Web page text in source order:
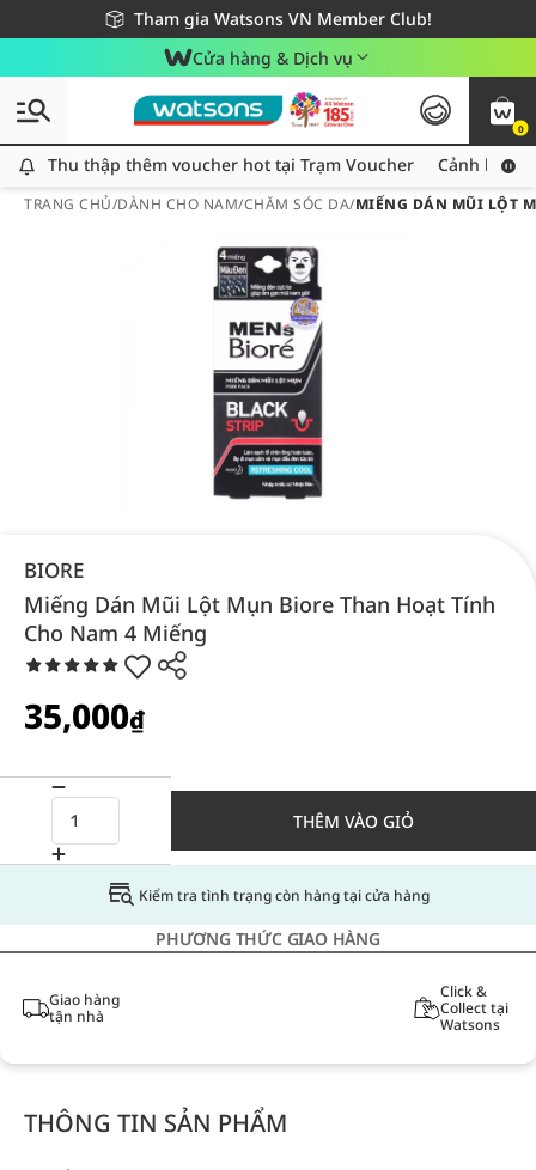
Tham gia Watsons VN Member Club!
Miễn phí giao hàng cho đơn hàng từ 249,000Đ
Giao hàng nhanh 24h - Áp dụng khu vực TP. Hồ Chí Minh
Cửa hàng & Dịch vụ
0
Thu thập thêm voucher hot tại Trạm Voucher
Thu thập thêm voucher hot tại Trạm Voucher Cảnh báo
TRANG CHỦ/DÀNH CHO NAM/CHĂM SÓC DA/MIẾNG DÁN MŨI LỘT
BIORE
Miếng Dán Mũi Lột Mụn Biore Than Hoạt Tính
Cho Nam 4 Miếng
35,000₫
THÊM VÀO GIỎ
Kiểm tra tình trạng còn hàng tại cửa hàng
PHƯƠNG THỨC GIAO HÀNG
Giao hàng
tận nhà
Click &
Collect tại
Watsons
THÔNG TIN SẢN PHẨM